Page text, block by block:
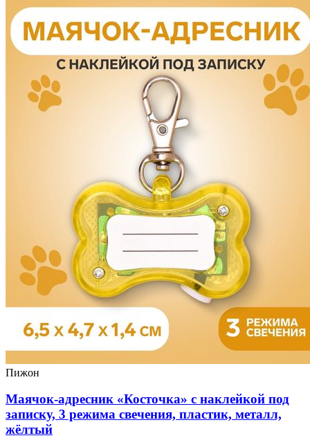
Пижон
Маячок-адресник «Косточка» с наклейкой под
записку, 3 режима свечения, пластик, металл,
жёлтый